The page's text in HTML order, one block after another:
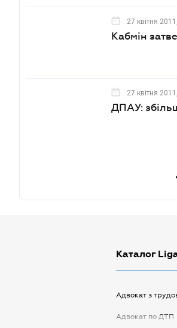
27 квітня
Кабмін
27 квітня
ДПАУ:
Каталог
Адвокат з
Адвокат по ДТП